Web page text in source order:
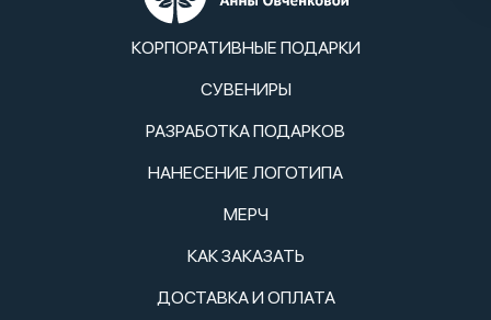
КОРПОРАТИВНЫЕ ПОДАРКИ
СУВЕНИРЫ
РАЗРАБОТКА ПОДАРКОВ
НАНЕСЕНИЕ ЛОГОТИПА
МЕРЧ
КАК ЗАКАЗАТЬ
ДОСТАВКА И ОПЛАТА